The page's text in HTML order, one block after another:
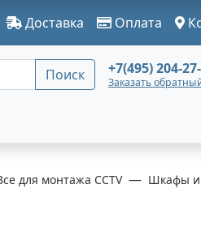
Доставка Оплата
Поиск +7(495) 204-
Заказать
для монтажа CCTV Шкафы